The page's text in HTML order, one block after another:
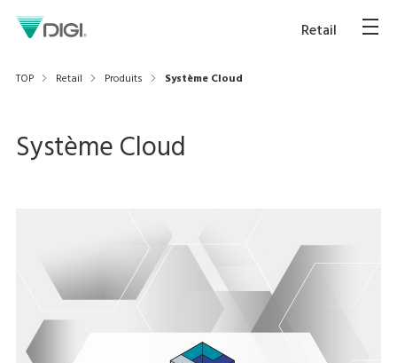
Retail
TOP Retail Produits Système Cloud
Système Cloud